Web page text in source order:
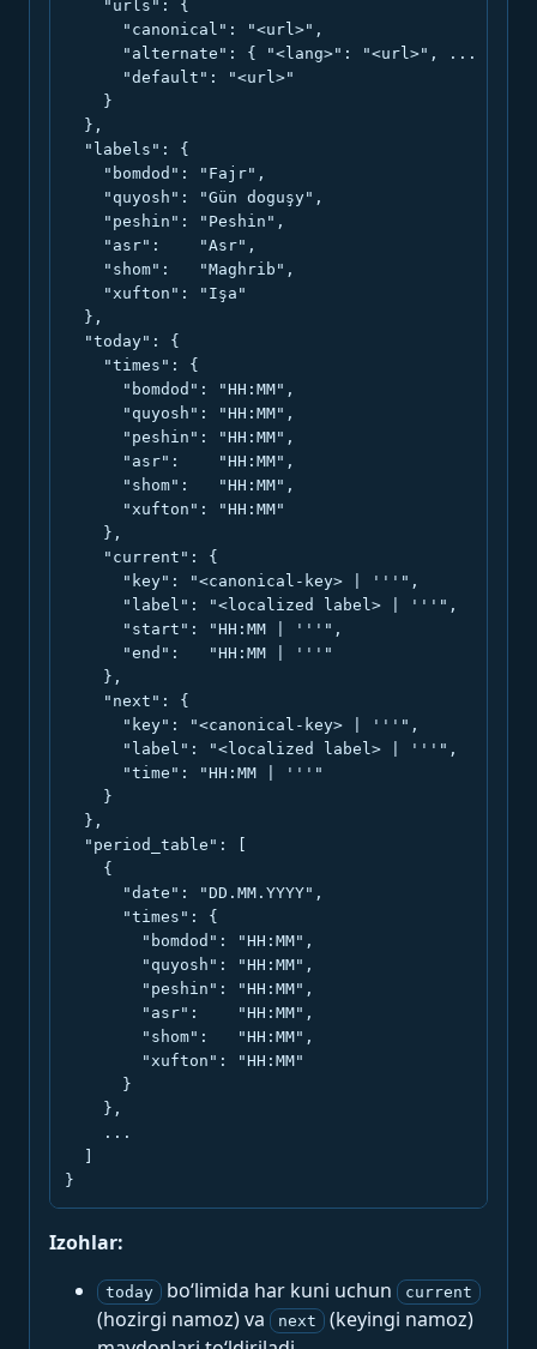
    "urls": {
      "canonical": "<url>",
      "alternate": { "<lang>": "<url>", ... },
      "default": "<url>"
    }
  },
  "labels": {
    "bomdod": "Fajr",
    "quyosh": "Gün doguşy",
    "peshin": "Peshin",
    "asr":    "Asr",
    "shom":   "Maghrib",
    "xufton": "Işa"
  },
  "today": {
    "times": {
      "bomdod": "HH:MM",
      "quyosh": "HH:MM",
      "peshin": "HH:MM",
      "asr":    "HH:MM",
      "shom":   "HH:MM",
      "xufton": "HH:MM"
    },
    "current": {
      "key": "<canonical-key> | '''",
      "label": "<localized label> | '''",
      "start": "HH:MM | '''",
      "end":   "HH:MM | '''"
    },
    "next": {
      "key": "<canonical-key> | '''",
      "label": "<localized label> | '''",
      "time": "HH:MM | '''"
    }
  },
  "period_table": [
    {
      "date": "DD.MM.YYYY",
      "times": {
        "bomdod": "HH:MM",
        "quyosh": "HH:MM",
        "peshin": "HH:MM",
        "asr":    "HH:MM",
        "shom":   "HH:MM",
        "xufton": "HH:MM"
      }
    },
    ...
}
Izohlar:
today bo‘limida har kuni uchun current
(hozirgi namoz) va next
(keyingi namoz)